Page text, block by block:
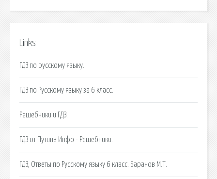
Links
ГДЗ по русскому языку.
ГДЗ по Русскому языку за 6 класс.
Решебники и ГДЗ.
ГДЗ от Путина Инфо - Решебники.
ГДЗ, Ответы по Русскому языку 6 класс. Баранов М.Т.